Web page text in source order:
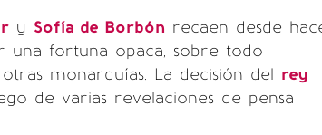
y Sofía de Borbón recaen desde
una fortuna opaca, sobre todo
monarquías. La decisión del rey
de varias revelaciones de pensa